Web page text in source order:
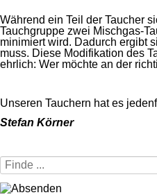
Während ein Teil der Taucher
Tauchgruppe zwei Mischgas-
minimiert wird. Dadurch ergibt
muss. Diese Modifikation des
ehrlich: Wer möchte an der
Unseren Tauchern hat es
Stefan Körner